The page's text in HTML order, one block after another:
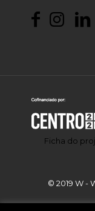
Ficha do
© 2019 W -